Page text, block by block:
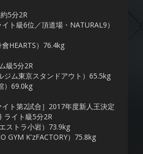
5分2R
ト級6位／頂道場・NATURAL9）
HEARTS）76.4kg
級5分2R
ジム東京スタンドアウト）65.5kg
）69.0kg
イト第2試合］2017年度新人王決定
ライト級5分2R
ストラ小岩）73.9kg
GYM K'zFACTORY）75.8kg